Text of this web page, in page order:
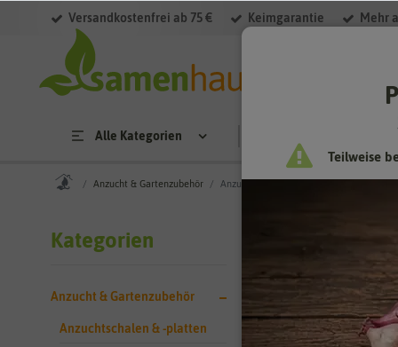
Versandkostenfrei ab 75 € Keimgarantie Mehr
Alle Kategorien
Anzucht & Gartenzubehör Anzuchtschalen & -platten
Kategorien
Anzucht & Gartenzubehör
Anzuchtschalen & -platten
Anzucht
Anzuchtschalen
Größen, sodass
verteilen durch
Filter
Teilweise